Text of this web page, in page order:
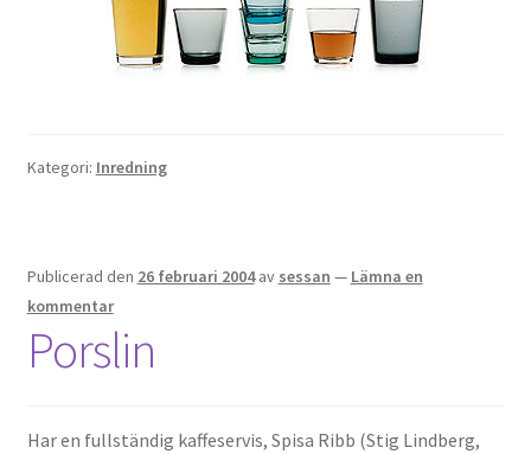
Kategori: Inredning
Publicerad den 26 februari 2004 av sessan — Lämna en
kommentar
Porslin
Har en fullständig kaffeservis, Spisa Ribb (Stig Lindberg,